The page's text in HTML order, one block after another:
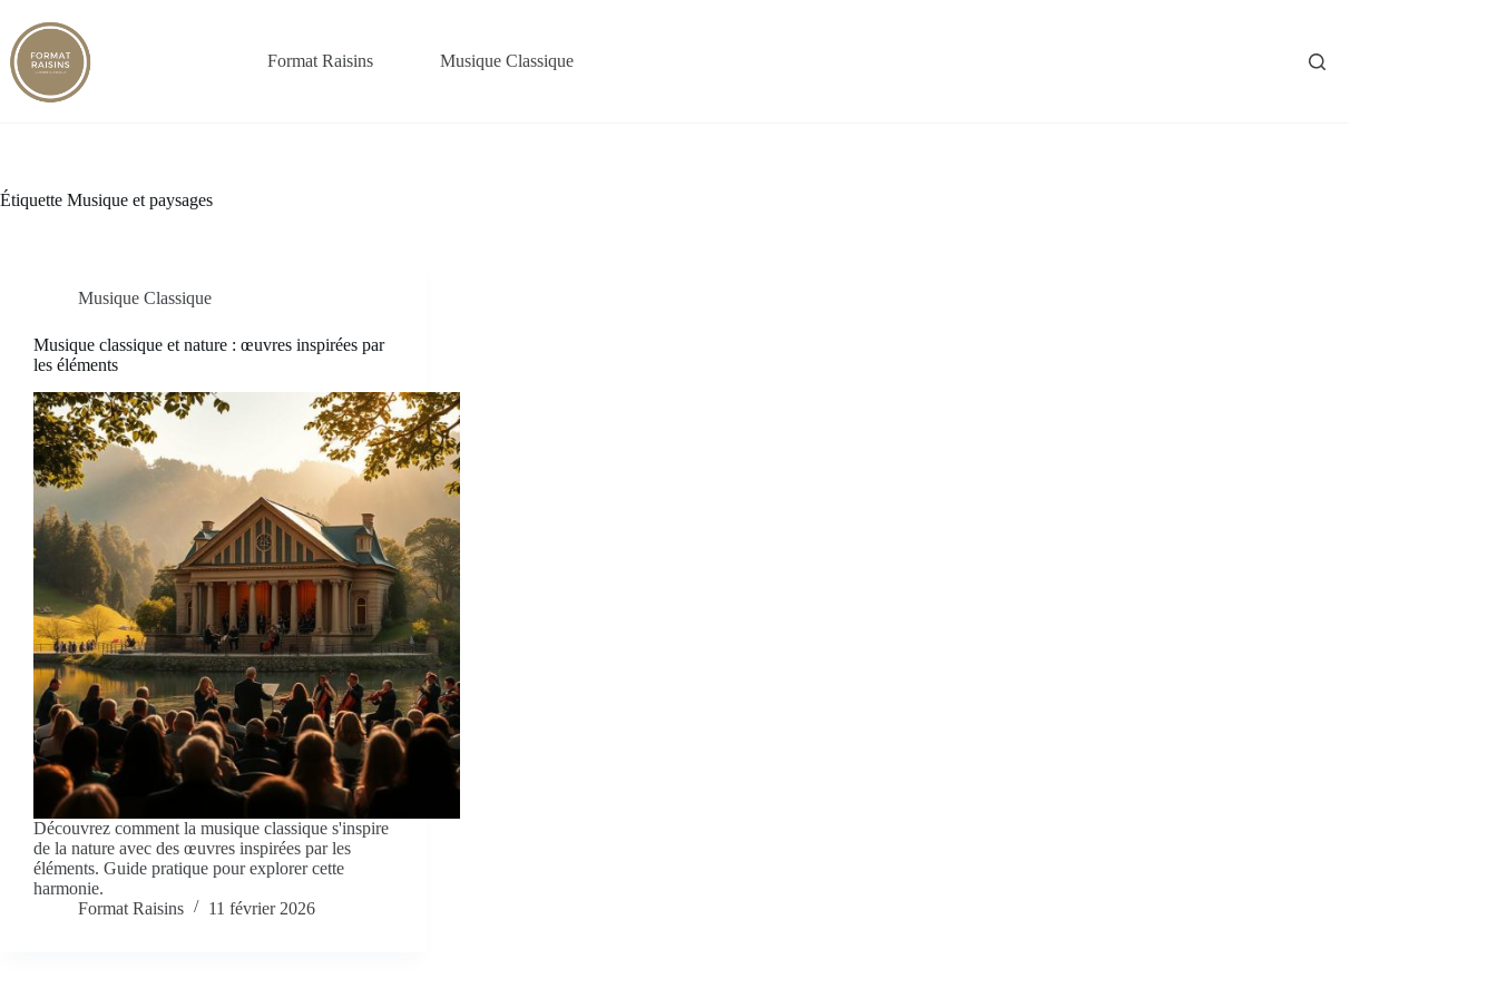
contenu
Format Raisins Musique Classique
Étiquette Musique et paysages
Musique Classique
Musique classique et nature : œuvres inspirées par
les éléments
Découvrez comment la musique classique s'inspire
de la nature avec des œuvres inspirées par les
éléments. Guide pratique pour explorer cette
harmonie.
Format Raisins
11 février 2026